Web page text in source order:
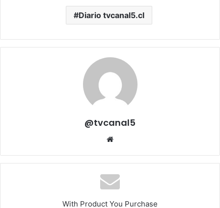
Diario tvcanal5.cl
@tvcanal5
With Product You Purchase